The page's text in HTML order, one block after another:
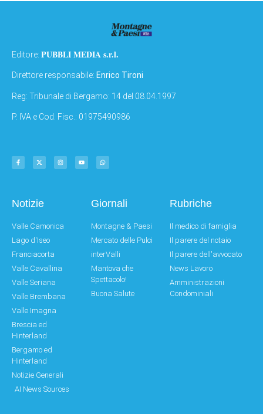
Editore: PUBBLI MEDIA s.r.l.
Direttore responsabile: Enrico Tironi
Reg: Tribunale di Bergamo: 14 del 08.04.1997
P. IVA e Cod. Fisc.: 01975490986
Notizie
Valle Camonica
Lago d'Iseo
Franciacorta
Valle Cavallina
Valle Seriana
Valle Brembana
Valle Imagna
Brescia ed
Hinterland
Bergamo ed
Hinterland
Notizie Generali
AI News Sources
Giornali
Montagne & Paesi
Mercato delle Pulci
interValli
Mantova che
Spettacolo!
Buona Salute
Rubriche
Il medico di famiglia
Il parere del notaio
Il parere dell'avvocato
News Lavoro
Amministrazioni
Condominiali